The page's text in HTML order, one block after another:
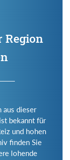
Region
aus dieser
bekannt für
und hohen
finden Sie
lohende